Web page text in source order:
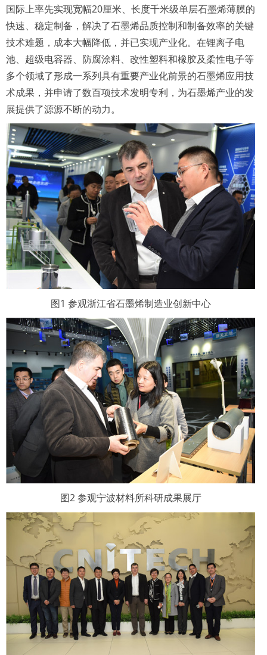
国际上率先实现宽幅20厘米、长度千米级单层石墨烯薄膜的
快速、稳定制备，解决了石墨烯品质控制和制备效率的关键
技术难题，成本大幅降低，并已实现产业化。在锂离子电
池、超级电容器、防腐涂料、改性塑料和橡胶及柔性电子等
多个领域了形成一系列具有重要产业化前景的石墨烯应用技
术成果，并申请了数百项技术发明专利，为石墨烯产业的发
展提供了源源不断的动力。
图1 参观浙江省石墨烯制造业创新中心
图2 参观宁波材料所科研成果展厅